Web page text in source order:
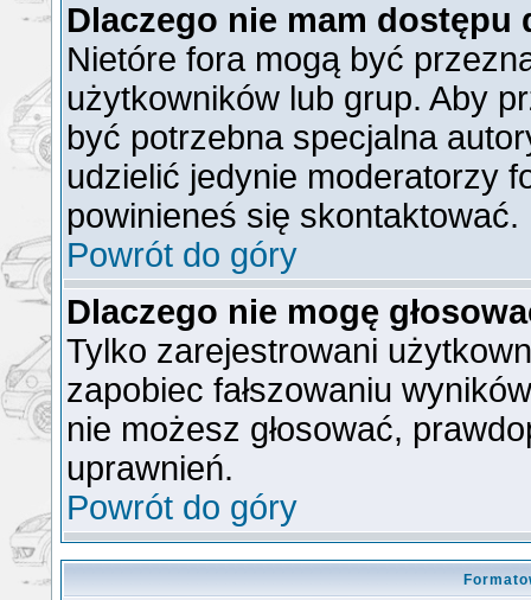
Dlaczego nie mam dostępu
Nietóre fora mogą być
użytkowników lub grup. Aby
być potrzebna specjalna
udzielić jedynie moderatorzy
powinieneś się skontaktować.
Powrót do góry
Dlaczego nie mogę
Tylko zarejestrowani
zapobiec fałszowaniu
nie możesz głosować,
uprawnień.
Powrót do góry